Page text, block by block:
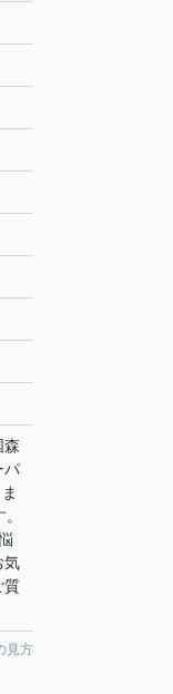
森
パ
気
質
見方